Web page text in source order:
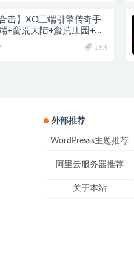
击】XO三端引擎传奇手
+蛮荒大陆+蛮荒庄园+蛮
19.9
外部推荐
WordPresss主题推荐
阿里云服务器推荐
关于本站